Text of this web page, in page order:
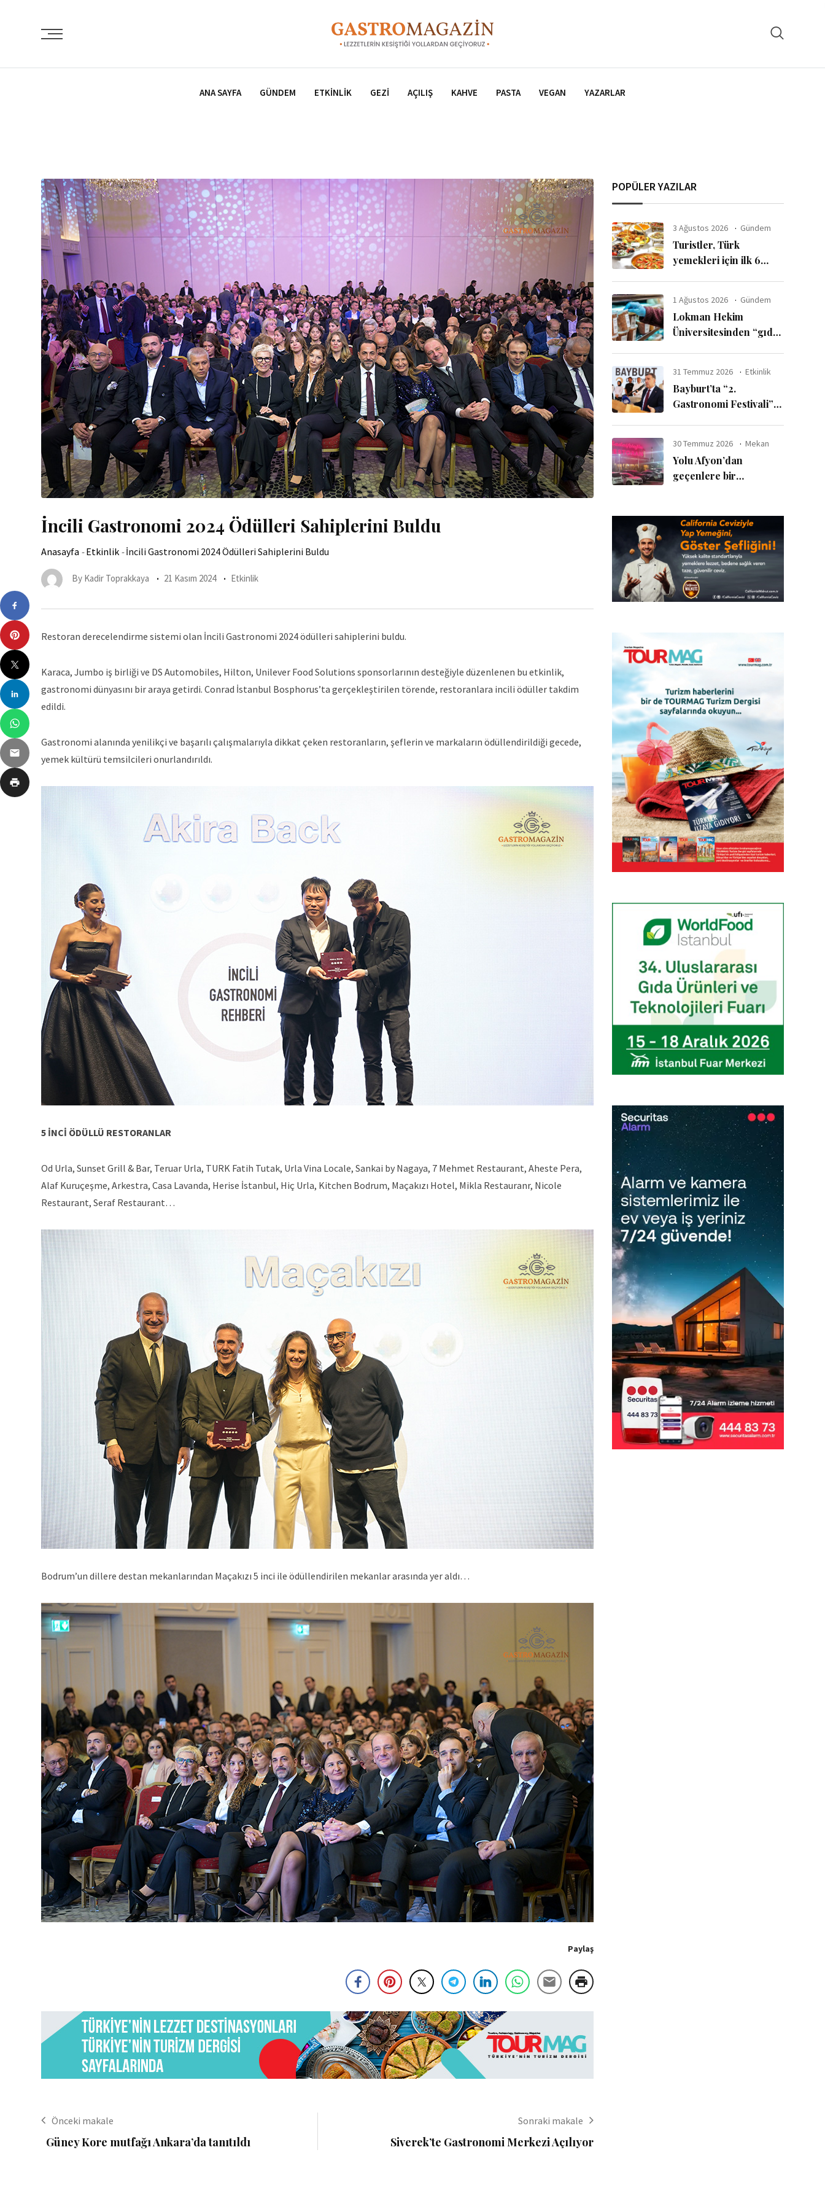
ANA SAYFA GÜNDEM ETKINLIK GEZI AÇILIŞ KAHVE PASTA VEGAN YAZARLAR
İncili Gastronomi 2024 Ödülleri Sahiplerini Buldu
Anasayfa -Etkinlik -İncili Gastronomi 2024 Ödülleri Sahiplerini Buldu
By Kadir Toprakkaya 21 Kasım 2024 Etkinlik
Restoran derecelendirme sistemi olan İncili Gastronomi 2024 ödülleri sahiplerini buldu.
Karaca, Jumbo iş birliği ve DS Automobiles, Hilton, Unilever Food Solutions sponsorlarının desteğiyle düzenlenen bu etkinlik,
gastronomi dünyasını bir araya getirdi. Conrad İstanbul Bosphorus’ta gerçekleştirilen törende, restoranlara incili ödüller takdim
edildi.
Gastronomi alanında yenilikçi ve başarılı çalışmalarıyla dikkat çeken restoranların, şeflerin ve markaların ödüllendirildiği gecede,
yemek kültürü temsilcileri onurlandırıldı.
5 İNCİ ÖDÜLLÜ RESTORANLAR
Od Urla, Sunset Grill & Bar, Teruar Urla, TURK Fatih Tutak, Urla Vina Locale, Sankai by Nagaya, 7 Mehmet Restaurant, Aheste Pera,
Alaf Kuruçeşme, Arkestra, Casa Lavanda, Herise İstanbul, Hiç Urla, Kitchen Bodrum, Maçakızı Hotel, Mikla Restauranr, Nicole
Restaurant, Seraf Restaurant…
Bodrum’un dillere destan mekanlarından Maçakızı 5 inci ile ödüllendirilen mekanlar arasında yer aldı…
Paylaş
Önceki makale
Güney Kore mutfağı Ankara’da tanıtıldı
Sonraki makale
Siverek’te Gastronomi Merkezi Açılıyor
POPÜLER YAZILAR
3 Ağustos 2026 Gündem
Turistler, Türk
yemekleri için ilk 6
1 Ağustos 2026 Gündem
Lokman Hekim
Üniversitesinden “gıda
uyarısı
31 Temmuz 2026 Etkinlik
Bayburt’ta “2.
Gastronomi Festivali”
30 Temmuz 2026 Mekan
Yolu Afyon’dan
geçenlere bir